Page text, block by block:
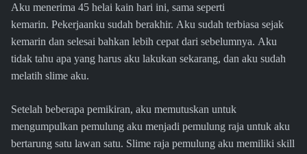
Aku menerima 45 helai kain hari ini, sama seperti
kemarin. Pekerjaanku sudah berakhir. Aku sudah terbiasa sejak
kemarin dan selesai bahkan lebih cepat dari sebelumnya. Aku
tidak tahu apa yang harus aku lakukan sekarang, dan aku sudah
melatih slime aku.
Setelah beberapa pemikiran, aku memutuskan untuk
mengumpulkan pemulung aku menjadi pemulung raja untuk aku
bertarung satu lawan satu. Slime raja pemulung aku memiliki skill